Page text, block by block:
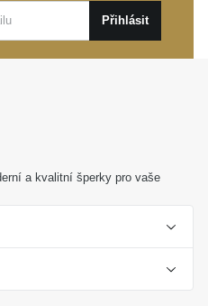
Přihlásit
a kvalitní šperky pro vaše